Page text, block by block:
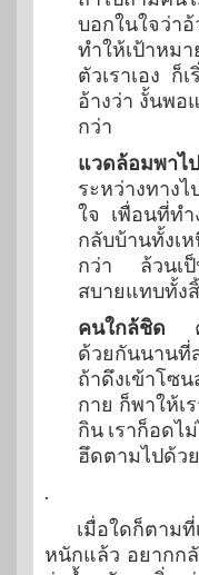
บอกในใจว่
ทำให้เป้าหม
ตัวเราเอง
อ้างว่า งั้นพอ
กว่า
แวดล้อมพาไป
ระหว่างทาง
ใจ เพื่อนที่ท
กลับบ้านทั้งเห
กว่า ล้วนเป็
สบายแทบทั้ง
คนใกล้ชิด ค
ด้วยกันนานที่
ถ้าดึงเข้าโซ
กาย ก็พาให้เ
กิน เราก็อดไ
ฮึดตามไปด้วย
.
เมื่อใดก็ตามที่
หนักแล้ว อยากก